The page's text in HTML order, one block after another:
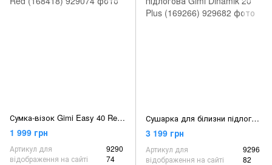
Сумка-візок Gimi Easy 40 Red (168418)
1 999 грн
Артикул для
відображення на сайті
9290
74
Сушарка для білизни підлогова Gimi Dinamik 20 Plus (169266)
3 199 грн
Артикул для
відображення на сайті
9296
82